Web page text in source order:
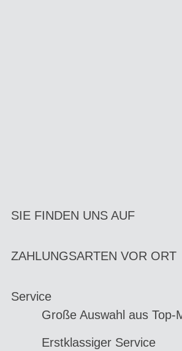
SIE FINDEN UNS AUF
ZAHLUNGSARTEN VOR ORT
Service
Große Auswahl aus Top-
Erstklassiger Service